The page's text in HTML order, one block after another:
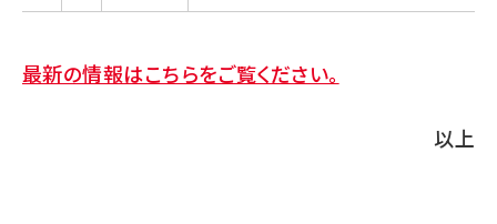
最新の情報はこちらをご覧ください。
以上